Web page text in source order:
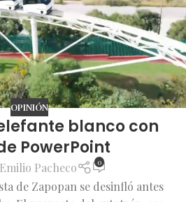
OPINIÓN
blanco con
PowerPoint
Pacheco 0
de Zapopan se desinfló antes